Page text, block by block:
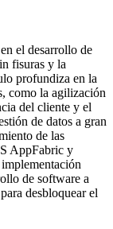
el desarrollo de
fisuras y la
profundiza en la
como la agilización
del cliente y el
de datos a gran
de las
AppFabric y
de software a
desbloquear el